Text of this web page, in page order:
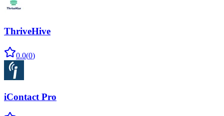
ThriveHive
0.0(0)
iContact Pro